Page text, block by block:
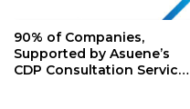
90% of Companies,
Supported by Asuene’s
CDP Consultation Service,